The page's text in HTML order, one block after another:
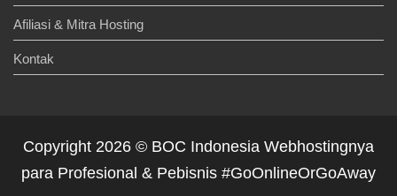
Afiliasi & Mitra Hosting
Kontak
Copyright 2026 © BOC Indonesia Webhostingnya
para Profesional & Pebisnis #GoOnlineOrGoAway